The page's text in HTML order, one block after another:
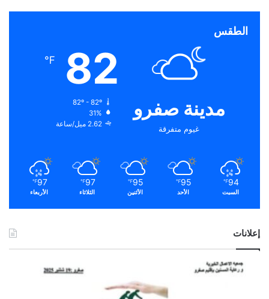
الطقس
مدينة صفرو
غيوم متفرقة
82
℉
82º - 82º
31%
2.62 ميل/ساعة
94
℉
السبت
95
℉
الأحد
95
℉
الأثنين
97
℉
الثلاثاء
97
℉
الأربعاء
إعلانات